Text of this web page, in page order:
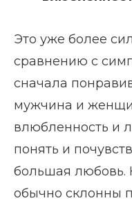
Это уже более
сравнению с
сначала
мужчина и
влюбленность и
понять и
большая любовь.
обычно склонны